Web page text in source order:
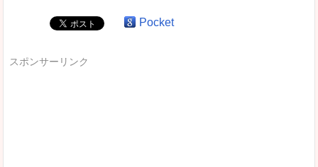
Pocket
スポンサーリンク